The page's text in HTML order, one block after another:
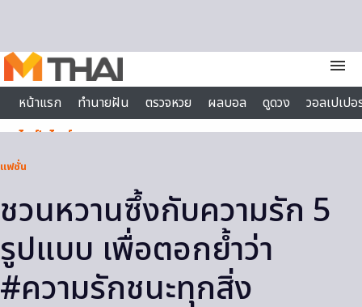
menu
หน้าแรก
ทำนายฝัน ตรวจหวย ผลบอล ดูดวง
วอลเปเป
ไลฟ์สไตล์
แฟชั่น
ชวนหวานซึ้งกับความรัก 5
รูปแบบ เพื่อตอกย้ำว่า
#ความรักชนะทุกสิ่ง